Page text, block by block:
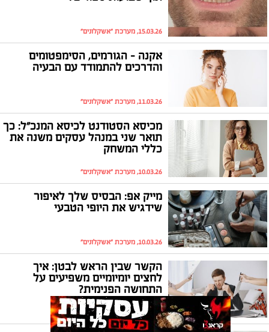
15.03.26, מערכת "אשקלונים"
אקנה – הגורמים, הסימפטומים
והדרכים להתמודד עם הבעיה
11.03.26, מערכת "אשקלונים"
מכיסא הסטודנט לכיסא המנכ"ל: כך
תואר שני במנהל עסקים משנה את
כללי המשחק
10.03.26, מערכת "אשקלונים"
מייק אפ: הבסיס שלך לאיפור
שידגיש את היופי הטבעי
10.03.26, מערכת "אשקלונים"
הקשר שבין הראש לבטן: איך
לחצים יומיומיים משפיעים על
התחושה הפנימית?
10.03.26, מערכת "אשקלונים"